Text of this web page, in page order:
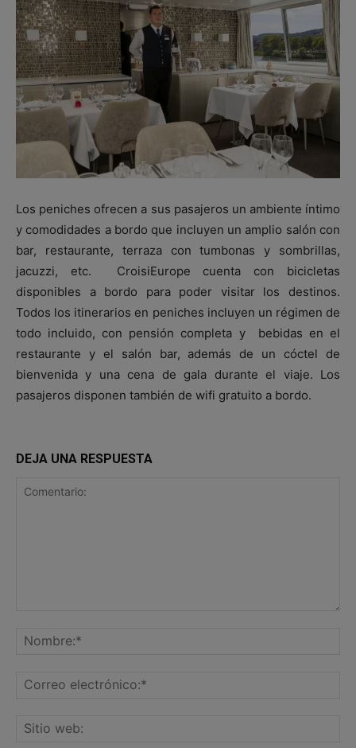
Los peniches ofrecen a sus pasajeros un ambiente íntimo
y comodidades a bordo que incluyen un amplio salón con
bar, restaurante, terraza con tumbonas y sombrillas,
jacuzzi, etc. CroisiEurope cuenta con bicicletas
disponibles a bordo para poder visitar los destinos.
Todos los itinerarios en peniches incluyen un régimen de
todo incluido, con pensión completa y bebidas en el
restaurante y el salón bar, además de un cóctel de
bienvenida y una cena de gala durante el viaje. Los
pasajeros disponen también de wifi gratuito a bordo.
DEJA UNA RESPUESTA